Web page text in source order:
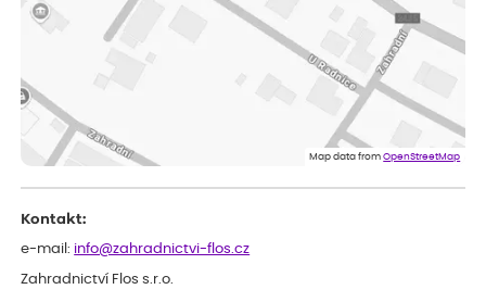
Marcela
ověřený nákup dnes
Jsem spokojená a budu vás doporučovat.
Vratislav
Spokojenost rostlina dorazila vpořádku
Map data fromOpenStreetMap
Kontakt:
e-mail: info@zahradnictvi-flos.cz
Zahradnictví Flos s.r.o.